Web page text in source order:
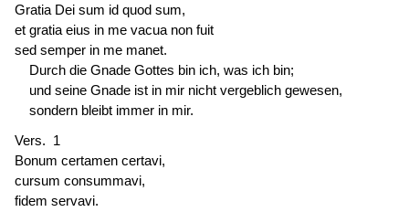
Gratia Dei sum id quod sum,
et gratia eius in me vacua non fuit
sed semper in me manet.
Durch die Gnade Gottes bin ich, was ich bin;
und seine Gnade ist in mir nicht vergeblich gewesen,
sondern bleibt immer in mir.
Vers. 1
Bonum certamen certavi,
cursum consummavi,
fidem servavi.